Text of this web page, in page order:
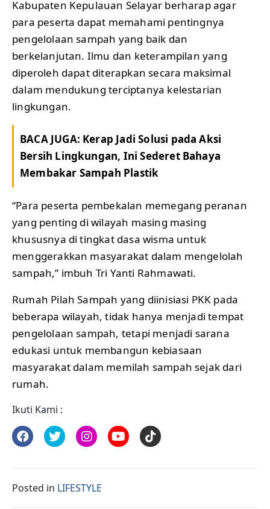
Kabupaten Kepulauan Selayar berharap agar
para peserta dapat memahami pentingnya
pengelolaan sampah yang baik dan
berkelanjutan. Ilmu dan keterampilan yang
diperoleh dapat diterapkan secara maksimal
dalam mendukung terciptanya kelestarian
lingkungan.
BACA JUGA: Kerap Jadi Solusi pada Aksi
Bersih Lingkungan, Ini Sederet Bahaya
Membakar Sampah Plastik
“Para peserta pembekalan memegang peranan
yang penting di wilayah masing masing
khususnya di tingkat dasa wisma untuk
menggerakkan masyarakat dalam mengelolah
sampah,” imbuh Tri Yanti Rahmawati.
Rumah Pilah Sampah yang diinisiasi PKK pada
beberapa wilayah, tidak hanya menjadi tempat
pengelolaan sampah, tetapi menjadi sarana
edukasi untuk membangun kebiasaan
masyarakat dalam memilah sampah sejak dari
rumah.
Ikuti Kami :
Posted in LIFESTYLE